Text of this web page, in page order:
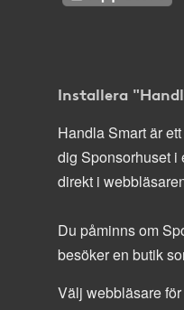
Installera
Handla Smart är
dig Sponsorhuset i
direkt i
Du påminns om
besöker en butik
Välj webbläsare